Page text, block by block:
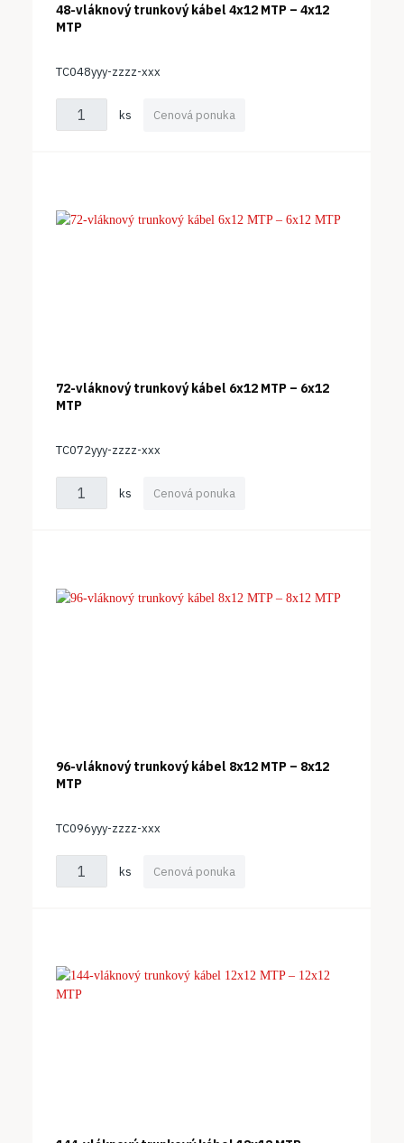
48-vláknový trunkový kábel 4x12 MTP – 4x12
MTP
TC048yyy-zzzz-xxx
ks Cenová ponuka
72-vláknový trunkový kábel 6x12 MTP – 6x12
MTP
TC072yyy-zzzz-xxx
ks Cenová ponuka
96-vláknový trunkový kábel 8x12 MTP – 8x12
MTP
TC096yyy-zzzz-xxx
ks Cenová ponuka